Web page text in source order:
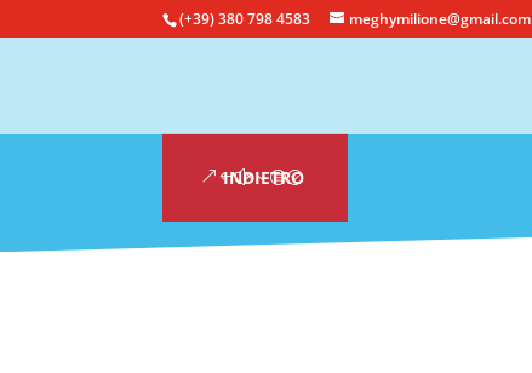
(+39) 380 798 4583 meghymilione@gmail.com
INDIETRO